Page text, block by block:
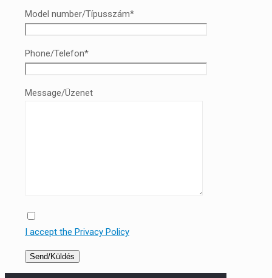
Model number/Típusszám*
Phone/Telefon*
Message/Üzenet
I accept the Privacy Policy